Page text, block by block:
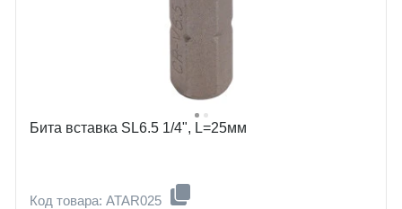
Бита вставка SL6.5 1/4", L=25мм
Код товара: ATAR025